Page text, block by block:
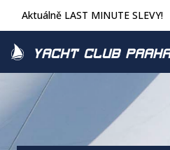
Aktuálně LAST MINUTE SLEVY!
Yacht Club Praha